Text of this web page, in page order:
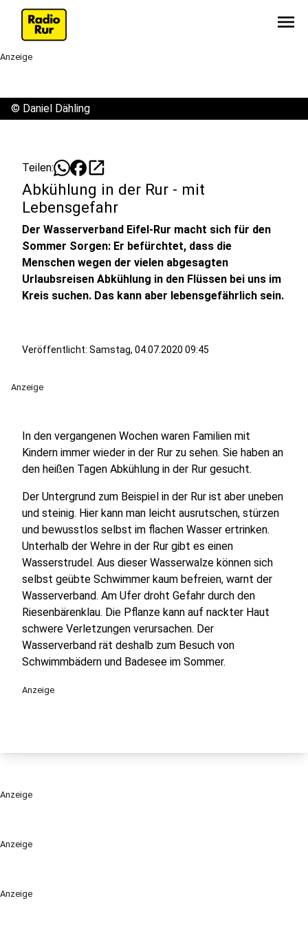
menu
Anzeige
Anzeige
Anzeige
© Daniel Dähling
Teilen: open_in_new
Abkühlung in der Rur - mit
Lebensgefahr
Der Wasserverband Eifel-Rur macht sich für den
Sommer Sorgen: Er befürchtet, dass die
Menschen wegen der vielen abgesagten
Urlaubsreisen Abkühlung in den Flüssen bei uns im
Kreis suchen. Das kann aber lebensgefährlich sein.
Veröffentlicht: Samstag, 04.07.2020 09:45
Anzeige
In den vergangenen Wochen waren Familien mit
Kindern immer wieder in der Rur zu sehen. Sie haben an
den heißen Tagen Abkühlung in der Rur gesucht.
Der Untergrund zum Beispiel in der Rur ist aber uneben
und steinig. Hier kann man leicht ausrutschen, stürzen
und bewusstlos selbst im flachen Wasser ertrinken.
Unterhalb der Wehre in der Rur gibt es einen
Wasserstrudel. Aus dieser Wasserwalze können sich
selbst geübte Schwimmer kaum befreien, warnt der
Wasserverband. Am Ufer droht Gefahr durch den
Riesenbärenklau. Die Pflanze kann auf nackter Haut
schwere Verletzungen verursachen. Der
Wasserverband rät deshalb zum Besuch von
Schwimmbädern und Badesee im Sommer.
Anzeige
Anzeige